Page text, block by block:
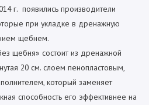
г. появились производители
при укладке в дренажную
щебнем.
щебня» состоит из дренажной
20 см. слоем пенопластовым,
который заменяет
способность его эффективнее на